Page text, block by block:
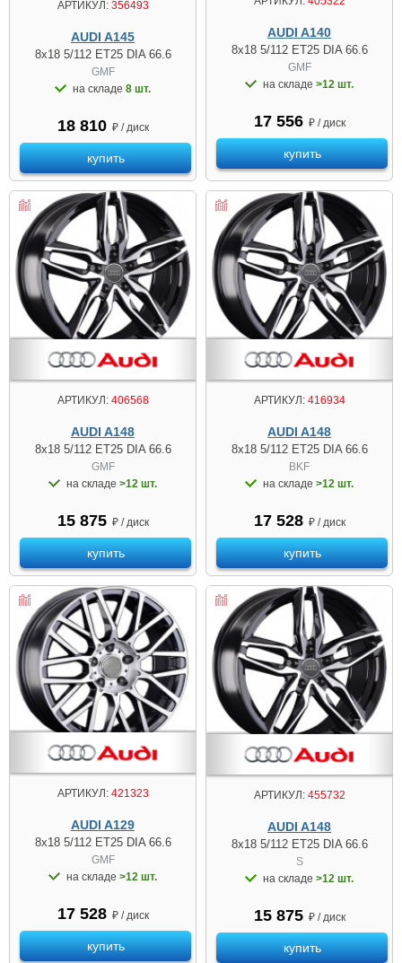
АРТИКУЛ:356493
AUDI A145
8x18 5/112 ET25 DIA 66.6
GMF
на складе 8 шт.
18 810 ₽ / диск
купить
AUDI A140
8x18 5/112 ET25 DIA 66.6
GMF
на складе >12 шт.
17 556 ₽ / диск
купить
АРТИКУЛ:406568
AUDI A148
8x18 5/112 ET25 DIA 66.6
GMF
на складе >12 шт.
15 875 ₽ / диск
купить
АРТИКУЛ:416934
AUDI A148
8x18 5/112 ET25 DIA 66.6
BKF
на складе >12 шт.
17 528 ₽ / диск
купить
АРТИКУЛ:421323
AUDI A129
8x18 5/112 ET25 DIA 66.6
GMF
на складе >12 шт.
17 528 ₽ / диск
купить
АРТИКУЛ:455732
AUDI A148
8x18 5/112 ET25 DIA 66.6
S
на складе >12 шт.
15 875 ₽ / диск
купить